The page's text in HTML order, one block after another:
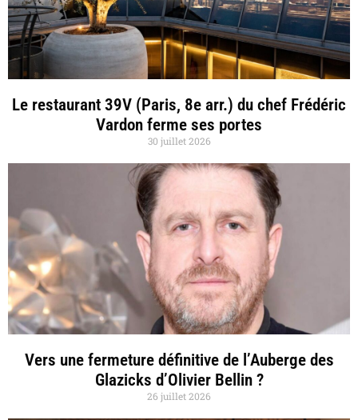
Le restaurant 39V (Paris, 8e arr.) du chef Frédéric
Vardon ferme ses portes
30 juillet 2026
Vers une fermeture définitive de l’Auberge des
Glazicks d’Olivier Bellin ?
26 juillet 2026